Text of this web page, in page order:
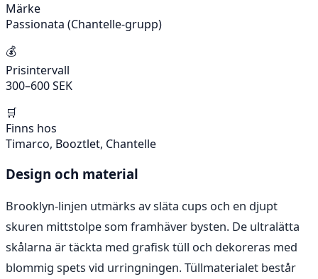
Märke
Passionata (Chantelle-grupp)
💰
Prisintervall
300–600 SEK
🛒
Finns hos
Timarco, Booztlet, Chantelle
Design och material
Brooklyn-linjen utmärks av släta cups och en djupt
skuren mittstolpe som framhäver bysten. De ultralätta
skålarna är täckta med grafisk tüll och dekoreras med
blommig spets vid urringningen. Tüllmaterialet består